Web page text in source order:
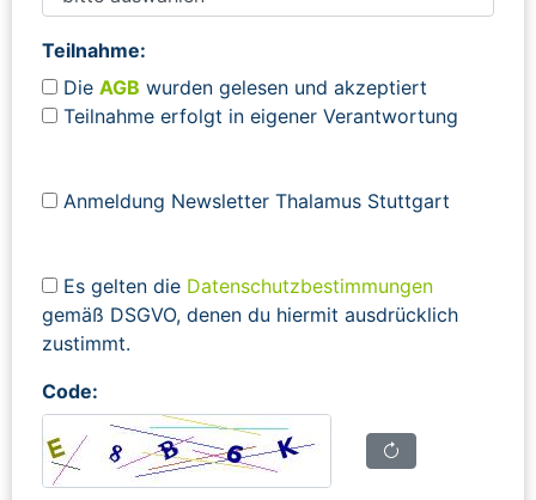
Teilnahme:
Die AGB wurden gelesen und akzeptiert
Teilnahme erfolgt in eigener Verantwortung
Anmeldung Newsletter Thalamus Stuttgart
Es gelten die Datenschutzbestimmungen
gemäß DSGVO, denen du hiermit ausdrücklich
zustimmt.
Code: